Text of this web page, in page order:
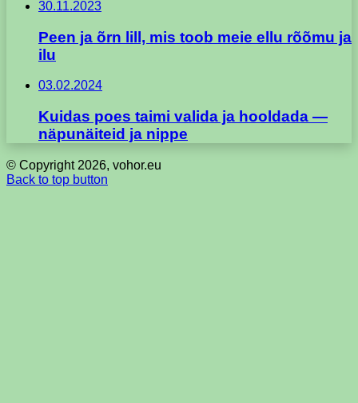
30.11.2023
Peen ja õrn lill, mis toob meie ellu rõõmu ja
ilu
03.02.2024
Kuidas poes taimi valida ja hooldada —
näpunäiteid ja nippe
© Copyright 2026, vohor.eu
Back to top button